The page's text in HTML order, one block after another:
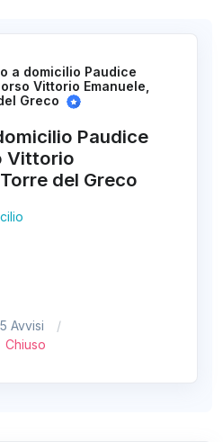
a domicilio Paudice
Vittorio Emanuele,
Greco
Paudice
Vittorio
del Greco
5 Avvisi
Chiuso